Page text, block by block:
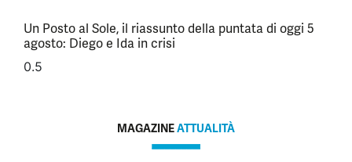
Un Posto al Sole, il riassunto della puntata di oggi 5
agosto: Diego e Ida in crisi
MAGAZINEATTUALITÀ